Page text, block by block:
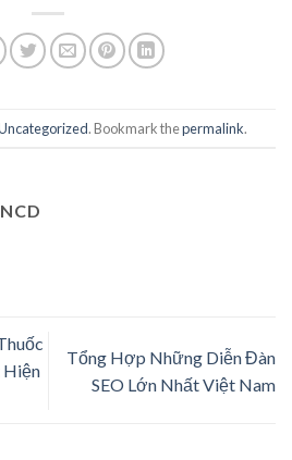
. Bookmark thepermalink.
Hiện
Tổng Hợp Những Diễn Đàn
SEO Lớn Nhất Việt Nam